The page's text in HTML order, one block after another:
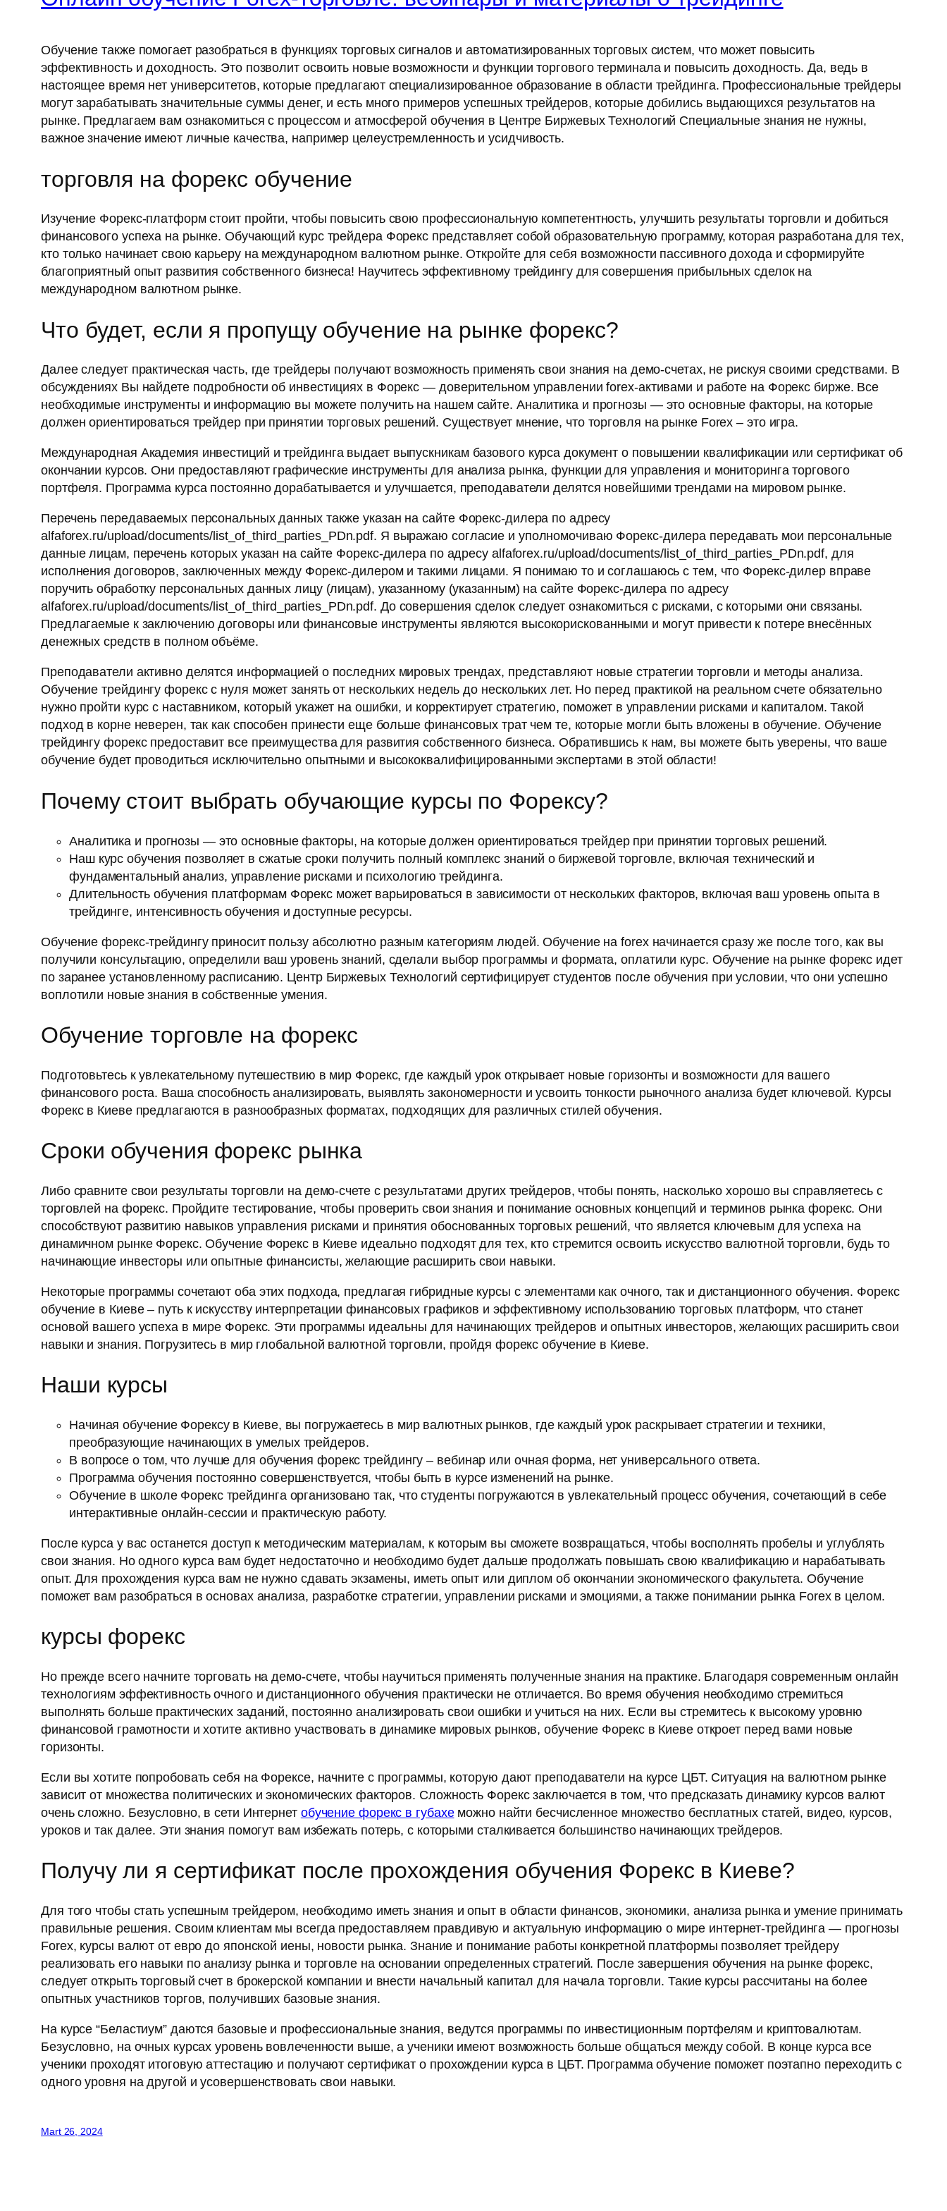
Обучение также помогает разобраться в функциях торговых сигналов и автоматизированных торговых систем, что может повысить
эффективность и доходность. Это позволит освоить новые возможности и функции торгового терминала и повысить доходность. Да, ведь в
настоящее время нет университетов, которые предлагают специализированное образование в области трейдинга. Профессиональные трейдеры
могут зарабатывать значительные суммы денег, и есть много примеров успешных трейдеров, которые добились выдающихся результатов на
рынке. Предлагаем вам ознакомиться с процессом и атмосферой обучения в Центре Биржевых Технологий Специальные знания не нужны,
важное значение имеют личные качества, например целеустремленность и усидчивость.
торговля на форекс обучение
Изучение Форекс-платформ стоит пройти, чтобы повысить свою профессиональную компетентность, улучшить результаты торговли и добиться
финансового успеха на рынке. Обучающий курс трейдера Форекс представляет собой образовательную программу, которая разработана для тех,
кто только начинает свою карьеру на международном валютном рынке. Откройте для себя возможности пассивного дохода и сформируйте
благоприятный опыт развития собственного бизнеса! Научитесь эффективному трейдингу для совершения прибыльных сделок на
международном валютном рынке.
Что будет, если я пропущу обучение на рынке форекс?
Далее следует практическая часть, где трейдеры получают возможность применять свои знания на демо-счетах, не рискуя своими средствами. В
обсуждениях Вы найдете подробности об инвестициях в Форекс — доверительном управлении forex-активами и работе на Форекс бирже. Все
необходимые инструменты и информацию вы можете получить на нашем сайте. Аналитика и прогнозы — это основные факторы, на которые
должен ориентироваться трейдер при принятии торговых решений. Существует мнение, что торговля на рынке Forex – это игра.
Международная Академия инвестиций и трейдинга выдает выпускникам базового курса документ о повышении квалификации или сертификат об
окончании курсов. Они предоставляют графические инструменты для анализа рынка, функции для управления и мониторинга торгового
портфеля. Программа курса постоянно дорабатывается и улучшается, преподаватели делятся новейшими трендами на мировом рынке.
Перечень передаваемых персональных данных также указан на сайте Форекс-дилера по адресу
alfaforex.ru/upload/documents/list_of_third_parties_PDn.pdf. Я выражаю согласие и уполномочиваю Форекс-дилера передавать мои персональные
данные лицам, перечень которых указан на сайте Форекс-дилера по адресу alfaforex.ru/upload/documents/list_of_third_parties_PDn.pdf, для
исполнения договоров, заключенных между Форекс-дилером и такими лицами. Я понимаю то и соглашаюсь с тем, что Форекс-дилер вправе
поручить обработку персональных данных лицу (лицам), указанному (указанным) на сайте Форекс-дилера по адресу
alfaforex.ru/upload/documents/list_of_third_parties_PDn.pdf. До совершения сделок следует ознакомиться с рисками, с которыми они связаны.
Предлагаемые к заключению договоры или финансовые инструменты являются высокорискованными и могут привести к потере внесённых
денежных средств в полном объёме.
Преподаватели активно делятся информацией о последних мировых трендах, представляют новые стратегии торговли и методы анализа.
Обучение трейдингу форекс с нуля может занять от нескольких недель до нескольких лет. Но перед практикой на реальном счете обязательно
нужно пройти курс с наставником, который укажет на ошибки, и корректирует стратегию, поможет в управлении рисками и капиталом. Такой
подход в корне неверен, так как способен принести еще больше финансовых трат чем те, которые могли быть вложены в обучение. Обучение
трейдингу форекс предоставит все преимущества для развития собственного бизнеса. Обратившись к нам, вы можете быть уверены, что ваше
обучение будет проводиться исключительно опытными и высококвалифицированными экспертами в этой области!
Почему стоит выбрать обучающие курсы по Форексу?
Аналитика и прогнозы — это основные факторы, на которые должен ориентироваться трейдер при принятии торговых решений.
Наш курс обучения позволяет в сжатые сроки получить полный комплекс знаний о биржевой торговле, включая технический и
фундаментальный анализ, управление рисками и психологию трейдинга.
Длительность обучения платформам Форекс может варьироваться в зависимости от нескольких факторов, включая ваш уровень опыта в
трейдинге, интенсивность обучения и доступные ресурсы.
Обучение форекс-трейдингу приносит пользу абсолютно разным категориям людей. Обучение на forex начинается сразу же после того, как вы
получили консультацию, определили ваш уровень знаний, сделали выбор программы и формата, оплатили курс. Обучение на рынке форекс идет
по заранее установленному расписанию. Центр Биржевых Технологий сертифицирует студентов после обучения при условии, что они успешно
воплотили новые знания в собственные умения.
Обучение торговле на форекс
Подготовьтесь к увлекательному путешествию в мир Форекс, где каждый урок открывает новые горизонты и возможности для вашего
финансового роста. Ваша способность анализировать, выявлять закономерности и усвоить тонкости рыночного анализа будет ключевой. Курсы
Форекс в Киеве предлагаются в разнообразных форматах, подходящих для различных стилей обучения.
Сроки обучения форекс рынка
Либо сравните свои результаты торговли на демо-счете с результатами других трейдеров, чтобы понять, насколько хорошо вы справляетесь с
торговлей на форекс. Пройдите тестирование, чтобы проверить свои знания и понимание основных концепций и терминов рынка форекс. Они
способствуют развитию навыков управления рисками и принятия обоснованных торговых решений, что является ключевым для успеха на
динамичном рынке Форекс. Обучение Форекс в Киеве идеально подходят для тех, кто стремится освоить искусство валютной торговли, будь то
начинающие инвесторы или опытные финансисты, желающие расширить свои навыки.
Некоторые программы сочетают оба этих подхода, предлагая гибридные курсы с элементами как очного, так и дистанционного обучения. Форекс
обучение в Киеве – путь к искусству интерпретации финансовых графиков и эффективному использованию торговых платформ, что станет
основой вашего успеха в мире Форекс. Эти программы идеальны для начинающих трейдеров и опытных инвесторов, желающих расширить свои
навыки и знания. Погрузитесь в мир глобальной валютной торговли, пройдя форекс обучение в Киеве.
Наши курсы
Начиная обучение Форексу в Киеве, вы погружаетесь в мир валютных рынков, где каждый урок раскрывает стратегии и техники,
преобразующие начинающих в умелых трейдеров.
В вопросе о том, что лучше для обучения форекс трейдингу – вебинар или очная форма, нет универсального ответа.
Программа обучения постоянно совершенствуется, чтобы быть в курсе изменений на рынке.
Обучение в школе Форекс трейдинга организовано так, что студенты погружаются в увлекательный процесс обучения, сочетающий в себе
интерактивные онлайн-сессии и практическую работу.
После курса у вас останется доступ к методическим материалам, к которым вы сможете возвращаться, чтобы восполнять пробелы и углублять
свои знания. Но одного курса вам будет недостаточно и необходимо будет дальше продолжать повышать свою квалификацию и нарабатывать
опыт. Для прохождения курса вам не нужно сдавать экзамены, иметь опыт или диплом об окончании экономического факультета. Обучение
поможет вам разобраться в основах анализа, разработке стратегии, управлении рисками и эмоциями, а также понимании рынка Forex в целом.
курсы форекс
Но прежде всего начните торговать на демо-счете, чтобы научиться применять полученные знания на практике. Благодаря современным онлайн
технологиям эффективность очного и дистанционного обучения практически не отличается. Во время обучения необходимо стремиться
выполнять больше практических заданий, постоянно анализировать свои ошибки и учиться на них. Если вы стремитесь к высокому уровню
финансовой грамотности и хотите активно участвовать в динамике мировых рынков, обучение Форекс в Киеве откроет перед вами новые
горизонты.
Если вы хотите попробовать себя на Форексе, начните с программы, которую дают преподаватели на курсе ЦБТ. Ситуация на валютном рынке
зависит от множества политических и экономических факторов. Сложность Форекс заключается в том, что предсказать динамику курсов валют
очень сложно. Безусловно, в сети Интернет обучение форекс в губахеможно найти бесчисленное множество бесплатных статей, видео, курсов,
уроков и так далее. Эти знания помогут вам избежать потерь, с которыми сталкивается большинство начинающих трейдеров.
Получу ли я сертификат после прохождения обучения Форекс в Киеве?
Для того чтобы стать успешным трейдером, необходимо иметь знания и опыт в области финансов, экономики, анализа рынка и умение принимать
правильные решения. Своим клиентам мы всегда предоставляем правдивую и актуальную информацию о мире интернет-трейдинга — прогнозы
Forex, курсы валют от евро до японской иены, новости рынка. Знание и понимание работы конкретной платформы позволяет трейдеру
реализовать его навыки по анализу рынка и торговле на основании определенных стратегий. После завершения обучения на рынке форекс,
следует открыть торговый счет в брокерской компании и внести начальный капитал для начала торговли. Такие курсы рассчитаны на более
опытных участников торгов, получивших базовые знания.
На курсе “Беластиум” даются базовые и профессиональные знания, ведутся программы по инвестиционным портфелям и криптовалютам.
Безусловно, на очных курсах уровень вовлеченности выше, а ученики имеют возможность больше общаться между собой. В конце курса все
ученики проходят итоговую аттестацию и получают сертификат о прохождении курса в ЦБТ. Программа обучение поможет поэтапно переходить с
одного уровня на другой и усовершенствовать свои навыки.
Mart 26, 2024